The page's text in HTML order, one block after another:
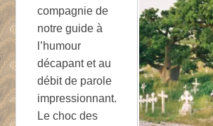
compagnie de
notre guide à
l’humour
décapant et au
débit de parole
impressionnant.
Le choc des